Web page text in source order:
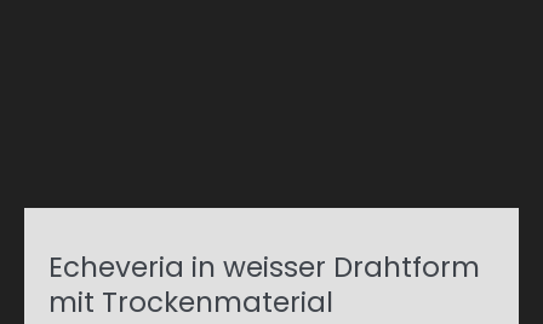
Echeveria in weisser Drahtform
mit Trockenmaterial